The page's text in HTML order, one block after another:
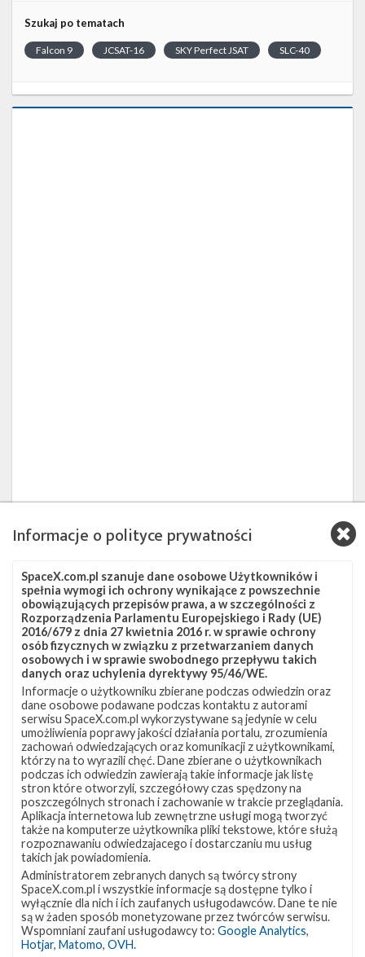
Szukaj po tematach
Falcon 9 JCSAT-16 SKY Perfect JSAT SLC-40
Drugi
stopień
Falcona
zdeorbitowany
Drugi stopień Falcona 9 zdeorbitowany
wtorek, 21 lutego 2017 21:38
Misja
JCSAT-
16
Informacje o polityce prywatności
SpaceX.com.pl szanuje dane osobowe Użytkowników i
spełnia wymogi ich ochrony wynikające z powszechnie
obowiązujących przepisów prawa, a w szczególności z
Rozporządzenia Parlamentu Europejskiego i Rady (UE)
2016/679 z dnia 27 kwietnia 2016 r. w sprawie ochrony
osób fizycznych w związku z przetwarzaniem danych
osobowych i w sprawie swobodnego przepływu takich
danych oraz uchylenia dyrektywy 95/46/WE.
Informacje o użytkowniku zbierane podczas odwiedzin oraz
dane osobowe podawane podczas kontaktu z autorami
serwisu SpaceX.com.pl wykorzystywane są jedynie w celu
umożliwienia poprawy jakości działania portalu, zrozumienia
zachowań odwiedzających oraz komunikacji z użytkownikami,
którzy na to wyrazili chęć. Dane zbierane o użytkownikach
podczas ich odwiedzin zawierają takie informacje jak listę
stron które otworzyli, szczegółowy czas spędzony na
poszczególnych stronach i zachowanie w trakcie przeglądania.
Aplikacja internetowa lub zewnętrzne usługi mogą tworzyć
także na komputerze użytkownika pliki tekstowe, które służą
rozpoznawaniu odwiedzajacego i dostarczaniu mu usług
takich jak powiadomienia.
Administratorem zebranych danych są twórcy strony
SpaceX.com.pl i wszystkie informacje są dostępne tylko i
wyłącznie dla nich i ich zaufanych usługodawców. Dane te nie
są w żaden sposób monetyzowane przez twórców serwisu.
Wspomniani zaufani usługodawcy to: Google Analytics,
Hotjar, Matomo, OVH.